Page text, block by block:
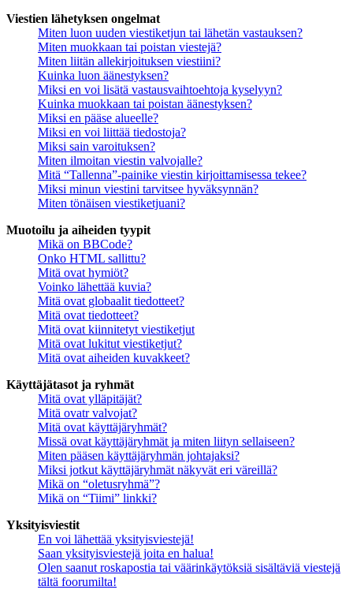
Viestien lähetyksen ongelmat
Miten luon uuden viestiketjun tai lähetän vastauksen?
Miten muokkaan tai poistan viestejä?
Miten liitän allekirjoituksen viestiini?
Kuinka luon äänestyksen?
Miksi en voi lisätä vastausvaihtoehtoja kyselyyn?
Kuinka muokkaan tai poistan äänestyksen?
Miksi en pääse alueelle?
Miksi en voi liittää tiedostoja?
Miksi sain varoituksen?
Miten ilmoitan viestin valvojalle?
Mitä “Tallenna”-painike viestin kirjoittamisessa tekee?
Miksi minun viestini tarvitsee hyväksynnän?
Miten tönäisen viestiketjuani?
Muotoilu ja aiheiden tyypit
Mikä on BBCode?
Onko HTML sallittu?
Mitä ovat hymiöt?
Voinko lähettää kuvia?
Mitä ovat globaalit tiedotteet?
Mitä ovat tiedotteet?
Mitä ovat kiinnitetyt viestiketjut
Mitä ovat lukitut viestiketjut?
Mitä ovat aiheiden kuvakkeet?
Käyttäjätasot ja ryhmät
Mitä ovat ylläpitäjät?
Mitä ovatr valvojat?
Mitä ovat käyttäjäryhmät?
Missä ovat käyttäjäryhmät ja miten liityn sellaiseen?
Miten pääsen käyttäjäryhmän johtajaksi?
Miksi jotkut käyttäjäryhmät näkyvät eri väreillä?
Mikä on “oletusryhmä”?
Mikä on “Tiimi” linkki?
Yksityisviestit
En voi lähettää yksityisviestejä!
Saan yksityisviestejä joita en halua!
Olen saanut roskapostia tai väärinkäytöksiä sisältäviä viestejä
tältä foorumilta!